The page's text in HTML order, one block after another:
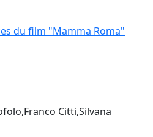
du film "Mamma Roma"
Citti,Silvana